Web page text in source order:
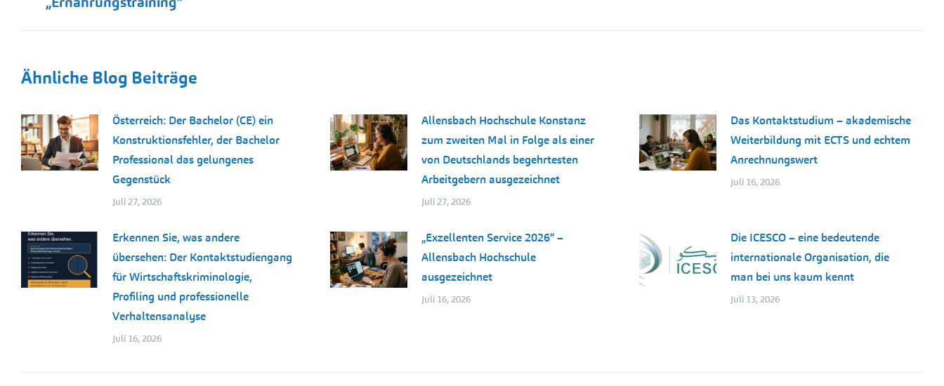
Ähnliche Blog Beiträge
Österreich: Der Bachelor (CE) ein
Konstruktionsfehler, der Bachelor
Professional das gelungenes
Gegenstück
Juli 27, 2026
Allensbach Hochschule Konstanz
zum zweiten Mal in Folge als einer
von Deutschlands begehrtesten
Arbeitgebern ausgezeichnet
Juli 27, 2026
Das Kontaktstudium – akademische
Weiterbildung mit ECTS und echtem
Anrechnungswert
Juli 16, 2026
Erkennen Sie, was andere
übersehen: Der Kontaktstudiengang
für Wirtschaftskriminologie,
Profiling und professionelle
Verhaltensanalyse
Juli 16, 2026
„Exzellenten Service 2026“ –
Allensbach Hochschule
ausgezeichnet
Juli 16, 2026
Die ICESCO – eine bedeutende
internationale Organisation, die
man bei uns kaum kennt
Juli 13, 2026